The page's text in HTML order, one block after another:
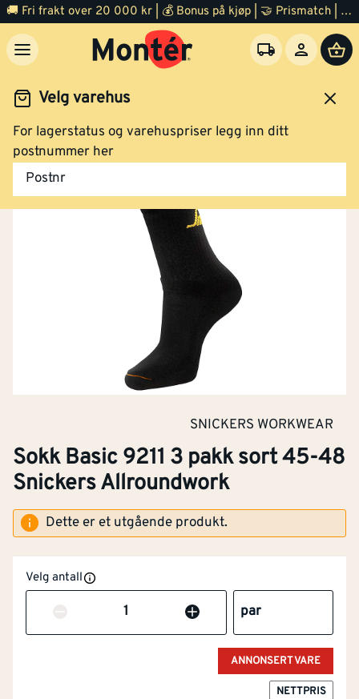
🚚 Fri frakt over 20 000 kr | 💰 Bonus på kjøp | 🤝 Prismatch | ⭐ 100% fornøyd garanti | 🏪 140 byggevarehus
Velg varehus
For lagerstatus og varehuspriser legg inn ditt
postnummer her
Postnr
Arbeidsklær og verneutstyr
SNICKERS WORKWEAR
Sokk Basic 9211 3 pakk sort 45-48
Snickers Allroundwork
Dette er et utgående produkt.
Velg antall
Antall par
ANNONSERT VARE
NETTPRIS